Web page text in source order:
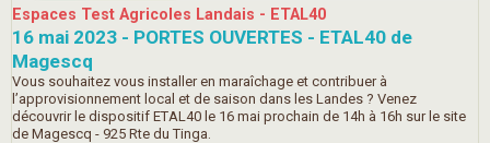
Espaces Test Agricoles Landais - ETAL40
16 mai 2023 - PORTES OUVERTES - ETAL40 de
Magescq
Vous souhaitez vous installer en maraîchage et contribuer à
l’approvisionnement local et de saison dans les Landes ? Venez
découvrir le dispositif ETAL40 le 16 mai prochain de 14h à 16h sur le site
de Magescq - 925 Rte du Tinga.